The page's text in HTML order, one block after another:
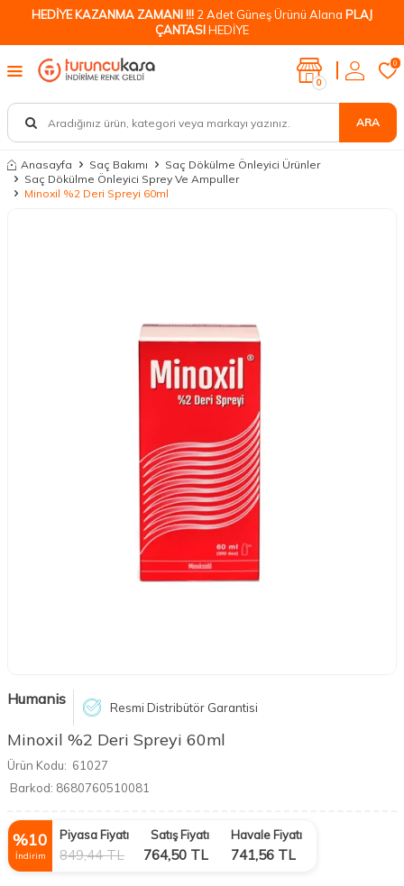
HEDİYE KAZANMA ZAMANI !!! 2 Adet Güneş Ürünü Alana PLAJ
ÇANTASIHEDİYE
ARA
0
0
Anasayfa Saç Bakımı
Saç Dökülme Önleyici Ürünler
Saç Dökülme Önleyici Sprey Ve Ampuller
Minoxil %2 Deri Spreyi 60ml
Humanis Resmi Distribütör Garantisi
Minoxil %2 Deri Spreyi 60ml
Ürün Kodu: 61027
Barkod: 8680760510081
%10
İndirim
Piyasa Fiyatı
849,44TL
Satış Fiyatı
764,50 TL
Havale Fiyatı
741,56 TL